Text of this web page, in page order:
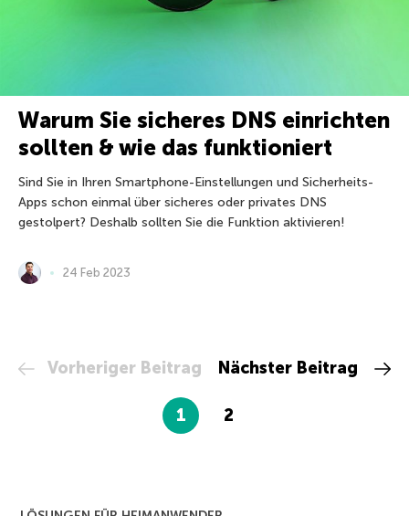
Warum Sie sicheres DNS einrichten
sollten & wie das funktioniert
Sind Sie in Ihren Smartphone-Einstellungen und Sicherheits-
Apps schon einmal über sicheres oder privates DNS
gestolpert? Deshalb sollten Sie die Funktion aktivieren!
24 Feb 2023
Vorheriger Beitrag
1 2
Nächster Beitrag